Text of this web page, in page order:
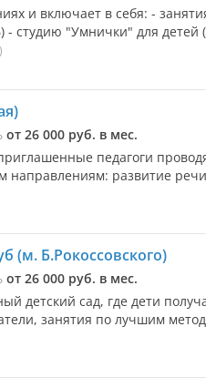
и включает в себя: -
- студию "Умнички" для детей
от 26 000 руб. в мес.
педагоги
направлениям: развитие
(м. Б.Рокоссовского)
от 26 000 руб. в мес.
детский сад, где дети
занятия по лучшим